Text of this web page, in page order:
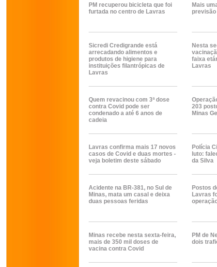
PM recuperou bicicleta que foi
furtada no centro de Lavras
Mais
Sicredi Credigrande está
arrecadando alimentos e
produtos de higiene para
instituições filantrópicas de
Lavras
Nesta
faixa
Lavras
Quem revacinou com 3ª dose
contra Covid pode ser
condenado a até 6 anos de
cadeia
203
Minas
Lavras confirma mais 17 novos
casos de Covid e duas mortes -
veja boletim deste sábado
Polícia
luto:
da Silva
Acidente na BR-381, no Sul de
Minas, mata um casal e deixa
duas pessoas feridas
Postos
Lavras
Minas recebe nesta sexta-feira,
mais de 350 mil doses de
vacina contra Covid
PM de
dois